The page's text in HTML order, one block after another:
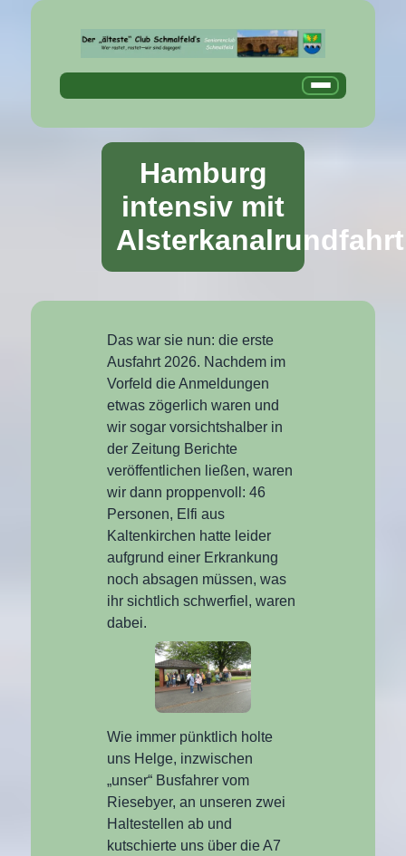
Hamburg
intensiv mit
Alsterkanalrundfahrt
Das war sie nun: die erste
Ausfahrt 2026. Nachdem im
Vorfeld die Anmeldungen
etwas zögerlich waren und
wir sogar vorsichtshalber in
der Zeitung Berichte
veröffentlichen ließen, waren
wir dann proppenvoll: 46
Personen, Elfi aus
Kaltenkirchen hatte leider
aufgrund einer Erkrankung
noch absagen müssen, was
ihr sichtlich schwerfiel, waren
dabei.
Wie immer pünktlich holte
uns Helge, inzwischen
„unser“ Busfahrer vom
Riesebyer, an unseren zwei
Haltestellen ab und
kutschierte uns über die A7